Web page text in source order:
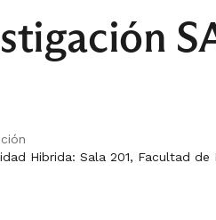
Hibrida: Sala 201, Facultad de